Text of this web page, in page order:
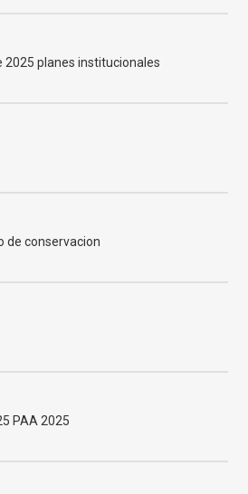
2025 planes institucionales
de conservacion
PAA 2025